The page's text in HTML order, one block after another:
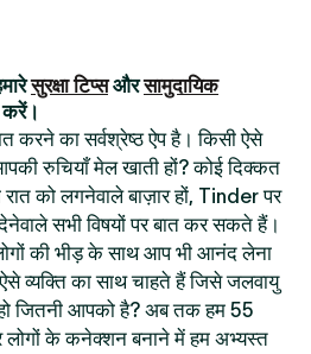
सुरक्षा टिप्सऔरसामुदायिक
करें।
करने का सर्वश्रेष्ठ ऐप है। किसी ऐसे
रुचियाँ मेल खाती हों? कोई दिक्कत
रात को लगनेवाले बाज़ार हों, Tinder पर
सभी विषयों पर बात कर सकते हैं।
की भीड़ के साथ आप भी आनंद लेना
व्यक्ति का साथ चाहते हैं जिसे जलवायु
हो जितनी आपको है? अब तक हम 55
के कनेक्शन बनाने में हम अभ्यस्त